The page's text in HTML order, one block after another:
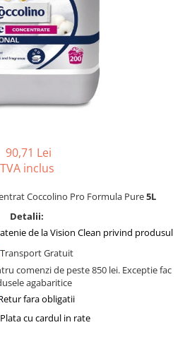
Sense
90,71 Lei
TVA inclus
Coccolino Pro Formula Pure5L
Detalii:
de la Vision Clean privind produsul
Transport Gratuit
comenzi de peste 850 lei. Exceptie fac
agabaritice
fara obligatii
Plata cu cardul in rate